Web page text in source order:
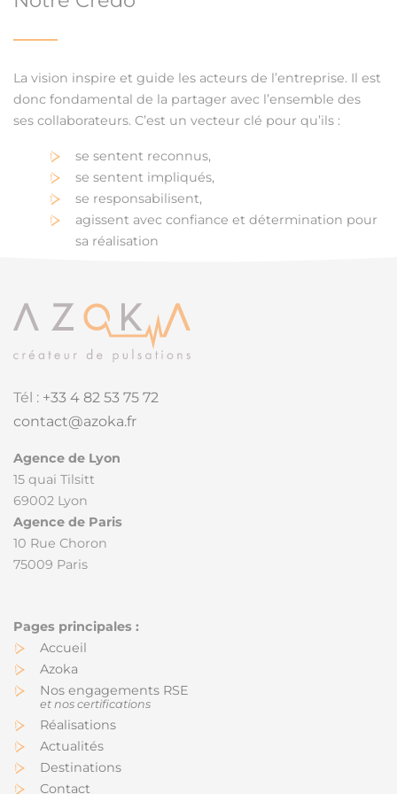
La vision inspire et guide les acteurs de l’entreprise. Il est
donc fondamental de la partager avec l’ensemble des
ses collaborateurs. C’est un vecteur clé pour qu’ils :
se sentent reconnus,
se sentent impliqués,
se responsabilisent,
agissent avec confiance et détermination pour
sa réalisation
Tél : +33 4 82 53 75 72
contact@azoka.fr
Agence de Lyon
15 quai Tilsitt
69002 Lyon
Agence de Paris
10 Rue Choron
75009 Paris
Accueil
Azoka
Nos engagements RSE
et nos certifications
Réalisations
Actualités
Destinations
Contact